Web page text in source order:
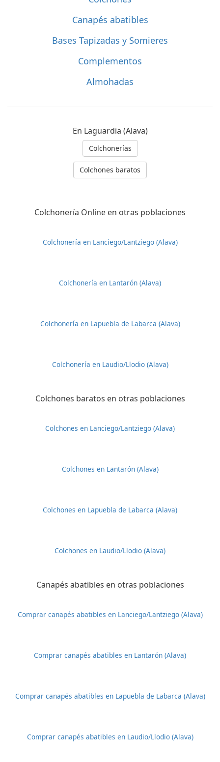
Canapés abatibles
Bases Tapizadas y Somieres
Complementos
Almohadas
En Laguardia (Alava)
Colchonerías
Colchones baratos
Colchonería Online en otras poblaciones
Colchonería en Lanciego/Lantziego (Alava)
Colchonería en Lantarón (Alava)
Colchonería en Lapuebla de Labarca (Alava)
Colchonería en Laudio/Llodio (Alava)
Colchones baratos en otras poblaciones
Colchones en Lanciego/Lantziego (Alava)
Colchones en Lantarón (Alava)
Colchones en Lapuebla de Labarca (Alava)
Colchones en Laudio/Llodio (Alava)
Canapés abatibles en otras poblaciones
Comprar canapés abatibles en Lanciego/Lantziego (Alava)
Comprar canapés abatibles en Lantarón (Alava)
Comprar canapés abatibles en Lapuebla de Labarca (Alava)
Comprar canapés abatibles en Laudio/Llodio (Alava)